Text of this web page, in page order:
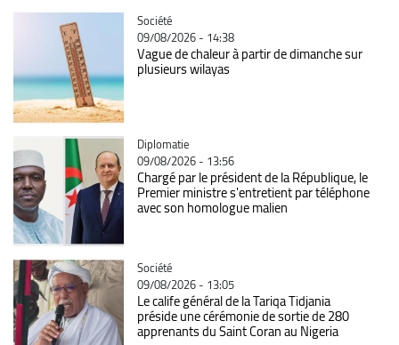
Catégorie
Société
09/08/2026 - 14:38
Vague de chaleur à partir de dimanche sur
plusieurs wilayas
Catégorie
Diplomatie
09/08/2026 - 13:56
Chargé par le président de la République, le
Premier ministre s'entretient par téléphone
avec son homologue malien
Catégorie
Société
09/08/2026 - 13:05
Le calife général de la Tariqa Tidjania
préside une cérémonie de sortie de 280
apprenants du Saint Coran au Nigeria